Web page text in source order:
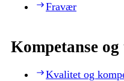
Fravær
Kompetanse
Kvalitet og